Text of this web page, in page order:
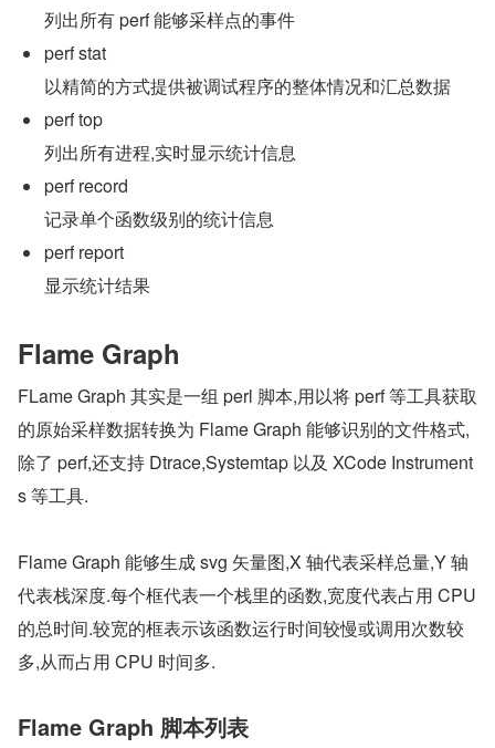
列出所有 perf 能够采样点的事件
perf stat
以精简的方式提供被调试程序的整体情况和汇总数据
perf top
列出所有进程,实时显示统计信息
perf record
记录单个函数级别的统计信息
perf report
显示统计结果
Flame Graph
FLame Graph 其实是一组 perl 脚本,用以将 perf 等工具获取
的原始采样数据转换为 Flame Graph 能够识别的文件格式,
除了 perf,还支持 Dtrace,Systemtap 以及 XCode Instrument
s 等工具.
Flame Graph 能够生成 svg 矢量图,X 轴代表采样总量,Y 轴
代表栈深度.每个框代表一个栈里的函数,宽度代表占用 CPU
的总时间.较宽的框表示该函数运行时间较慢或调用次数较
多,从而占用 CPU 时间多.
Flame Graph 脚本列表